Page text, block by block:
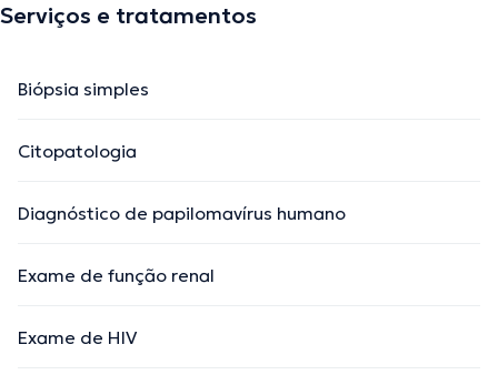
Serviços e tratamentos
Biópsia simples
Citopatologia
Diagnóstico de papilomavírus humano
Exame de função renal
Exame de HIV